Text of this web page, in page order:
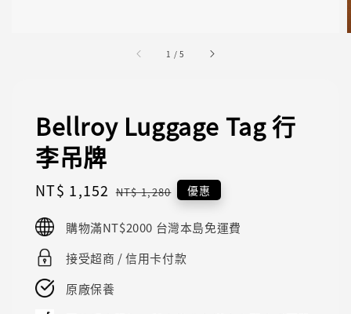
1 /5
Bellroy Luggage Tag 行
李吊牌
Sale
NT$ 1,152 Regular
NT$ 1,280 優惠
購物滿NT$2000 台灣本島免運費
接受超商 / 信用卡付款
原廠保養